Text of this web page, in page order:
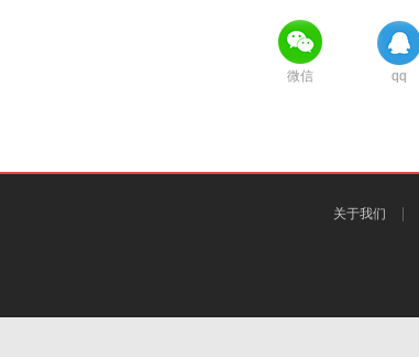
微信 qq
关于我们